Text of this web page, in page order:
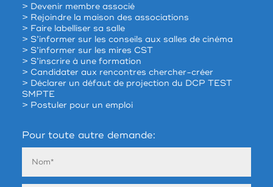
> Devenir membre associé
> Rejoindre la maison des associations
> Faire labelliser sa salle
> S’informer sur les conseils aux salles de cinéma
> S’informer sur les mires CST
> S’inscrire à une formation
> Candidater aux rencontres chercher-créer
> Déclarer un défaut de projection du DCP TEST
SMPTE
> Postuler pour un emploi
Pour toute autre demande: